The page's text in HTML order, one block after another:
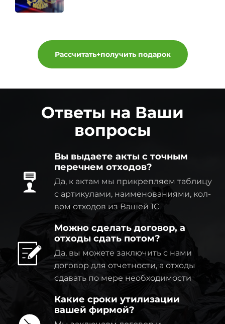
Рассчитать+получить подарок
Ответы на Ваши
вопросы
Вы выдаете акты с точным
перечнем отходов?
Да, к актам мы прикрепляем таблицу
с артикулами, наименованиями, кол-
вом отходов из Вашей 1C
Можно сделать договор, а
отходы сдать потом?
Да, вы можете заключить с нами
договор для отчетности, а отходы
сдавать по мере необходимости
Какие сроки утилизации
вашей фирмой?